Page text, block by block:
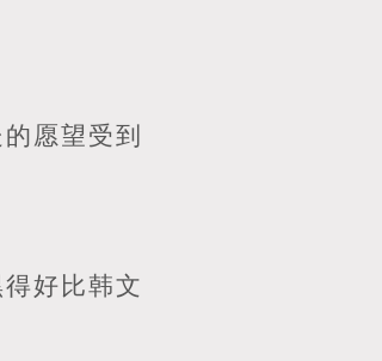
愿望受到
好比韩文